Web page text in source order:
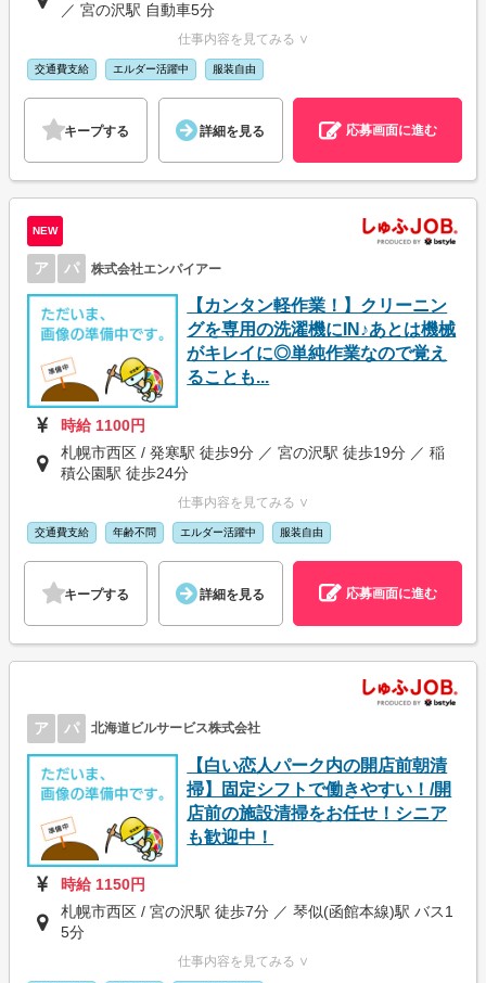
／ 宮の沢駅 自動車5分
仕事内容を見てみる ∨
交通費支給 エルダー活躍中 服装自由
キープする 詳細を見る 応募画面に進む
NEW
ア パ 株式会社エンパイアー
【カンタン軽作業！】クリーニン
グを専用の洗濯機にIN♪あとは機械
がキレイに◎単純作業なので覚え
ることも...
時給 1100円
札幌市西区 / 発寒駅 徒歩9分 ／ 宮の沢駅 徒歩19分 ／ 稲
積公園駅 徒歩24分
仕事内容を見てみる ∨
交通費支給 年齢不問 エルダー活躍中 服装自由
キープする 詳細を見る 応募画面に進む
ア パ 北海道ビルサービス株式会社
【白い恋人パーク内の開店前朝清
掃】固定シフトで働きやすい！/開
店前の施設清掃をお任せ！シニア
も歓迎中！
時給 1150円
札幌市西区 / 宮の沢駅 徒歩7分 ／ 琴似(函館本線)駅 バス1
5分
仕事内容を見てみる ∨